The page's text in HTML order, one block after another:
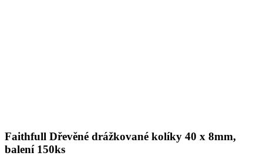
Faithfull Dřevěné drážkované kolíky 40 x 8mm,
balení 150ks